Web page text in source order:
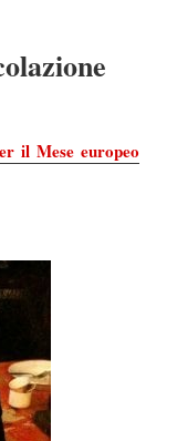
il Mese europeo